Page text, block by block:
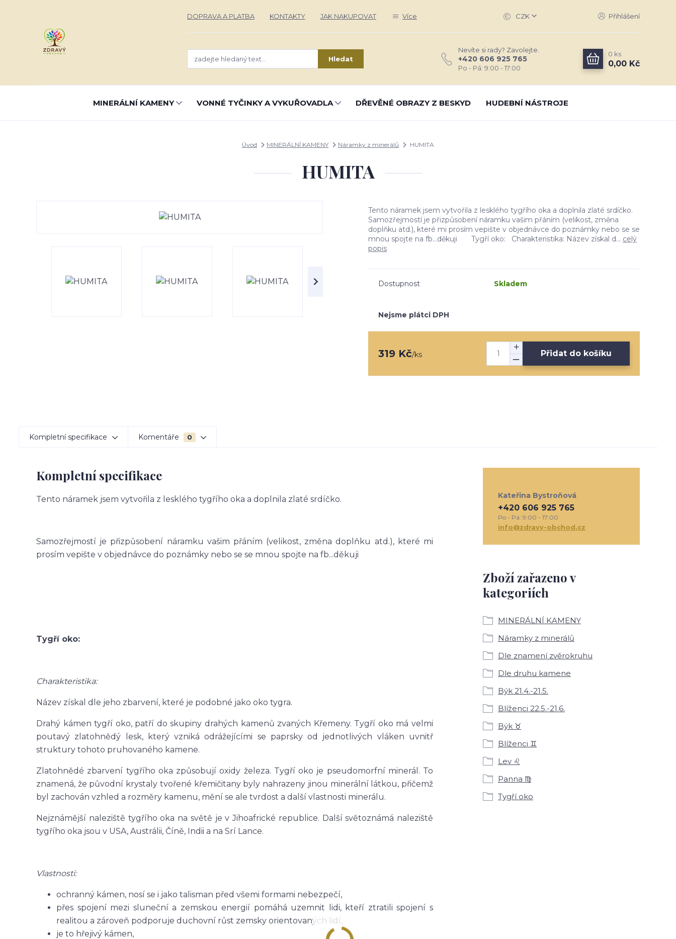
DOPRAVA A PLATBA KONTAKTY JAK NAKUPOVAT Více CZK Přihlášení
Hledat
Nevíte si rady? Zavolejte.
+420 606 925 765
Po - Pá: 9:00 - 17:00
0 ks
0,00 Kč
MINERÁLNÍ KAMENY VONNÉ TYČINKY A VYKUŘOVADLA DŘEVĚNÉ OBRAZY Z BESKYD HUDEBNÍ NÁSTROJE
Úvod MINERÁLNÍ KAMENY Náramky z minerálů HUMITA
HUMITA
Tento náramek jsem vytvořila z lesklého tygřího oka a doplnila zlaté srdíčko.
Samozřejmostí je přizpůsobení náramku vašim přáním (velikost, změna
doplňku atd.), které mi prosím vepište v objednávce do poznámky nebo se se
mnou spojte na fb...děkuji Tygří oko: Charakteristika: Název získal d... celý
popis
Dostupnost Skladem
Nejsme plátci DPH
319 Kč/ks Přidat do košíku
Kompletní specifikace Komentáře 0
Kompletní specifikace
Tento náramek jsem vytvořila z lesklého tygřího oka a doplnila zlaté srdíčko.
Samozřejmostí je přizpůsobení náramku vašim přáním (velikost, změna doplňku atd.), které mi
prosím vepište v objednávce do poznámky nebo se se mnou spojte na fb...děkuji
Tygří oko:
Charakteristika:
Název získal dle jeho zbarvení, které je podobné jako oko tygra.
Drahý kámen tygří oko, patří do skupiny drahých kamenů zvaných Křemeny. Tygří oko má velmi
poutavý zlatohnědý lesk, který vzniká odrážejícími se paprsky od jednotlivých vláken uvnitř
struktury tohoto pruhovaného kamene.
Zlatohnědé zbarvení tygřího oka způsobují oxidy železa. Tygří oko je pseudomorfní minerál. To
znamená, že původní krystaly tvořené křemičitany byly nahrazeny jinou minerální látkou, přičemž
byl zachován vzhled a rozměry kamenu, mění se ale tvrdost a další vlastnosti minerálu.
Nejznámější naleziště tygřího oka na světě je v Jihoafrické republice. Další světoznámá naleziště
tygřího oka jsou v USA, Austrálii, Číně, Indii a na Srí Lance.
Vlastnosti:
ochranný kámen, nosí se i jako talisman před všemi formami nebezpečí,
přes spojení mezi sluneční a zemskou energií pomáhá uzemnit lidi, kteří ztratili spojení s
realitou a zároveň podporuje duchovní růst zemsky orientovaných lidí,
je to hřejivý kámen,
Zboží zařazeno v
kategoriích
MINERÁLNÍ KAMENY
Náramky z minerálů
Dle znamení zvěrokruhu
Dle druhu kamene
Býk 21.4.-21.5.
Blíženci 22.5.-21.6.
Býk ♉
Blíženci ♊
Lev ♌
Panna ♍
Tygří oko
Kateřina Bystroňová
+420 606 925 765
Po - Pá: 9:00 - 17:00
info@zdravy-obchod.cz